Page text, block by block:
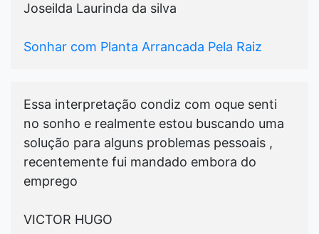
Joseilda Laurinda da silva
Sonhar com Planta Arrancada Pela Raiz
Essa interpretação condiz com oque senti
no sonho e realmente estou buscando uma
solução para alguns problemas pessoais ,
recentemente fui mandado embora do
emprego
VICTOR HUGO